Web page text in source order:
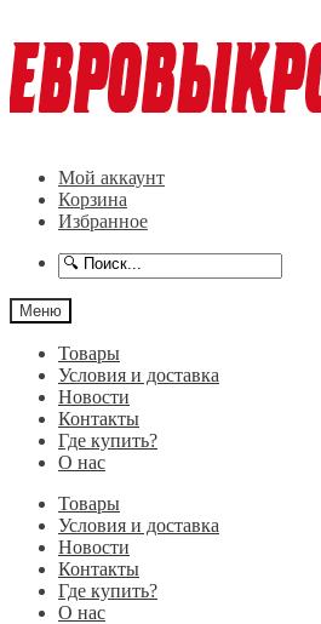
к
навигации
к
содержимому
Мой аккаунт
Корзина
Избранное
Меню
Товары
Условия и доставка
Новости
Контакты
Где купить?
О нас
Товары
Условия и доставка
Новости
Контакты
Где купить?
О нас